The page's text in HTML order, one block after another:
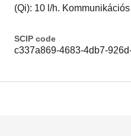
(Qi): 10 l/h.
SCIP code
c337a869-4683-4db7-